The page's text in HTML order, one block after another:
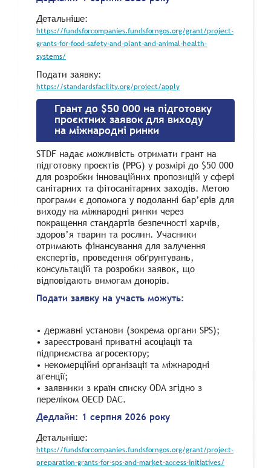
Детальніше:
https://fundsforcompanies.fundsforngos.org/grant/project-
grants-for-food-safety-and-plant-and-animal-health-
systems/
Подати заявку:
https://standardsfacility.org/project/apply
Грант до $50 000 на підготовку
проєктних заявок для виходу
на міжнародні ринки
STDF надає можливість отримати грант на
підготовку проєктів (PPG) у розмірі до $50 000
для розробки інноваційних пропозицій у сфері
санітарних та фітосанітарних заходів. Метою
програми є допомога у подоланні бар’єрів для
виходу на міжнародні ринки через
покращення стандартів безпечності харчів,
здоров’я тварин та рослин. Учасники
отримають фінансування для залучення
експертів, проведення обґрунтувань,
консультацій та розробки заявок, що
відповідають вимогам донорів.
Подати заявку на участь можуть:
• державні установи (зокрема органи SPS);
• зареєстровані приватні асоціації та
підприємства агросектору;
• некомерційні організації та міжнародні
агенції;
• заявники з країн списку ODA згідно з
переліком OECD DAC.
Дедлайн: 1 серпня 2026 року
Детальніше:
https://fundsforcompanies.fundsforngos.org/grant/project-
preparation-grants-for-sps-and-market-access-initiatives/